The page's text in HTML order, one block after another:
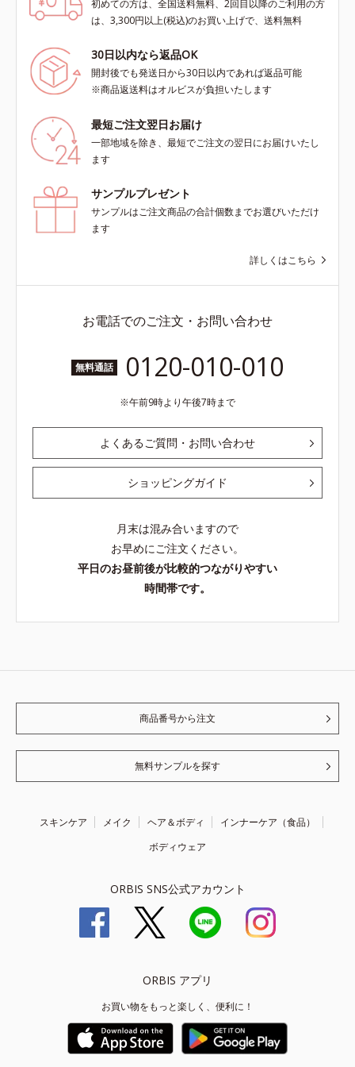
初めての方は、全国送料無料、2回目以降のご利用の方
は、3,300円以上(税込)のお買い上げで、送料無料
30日以内なら返品OK
開封後でも発送日から30日以内であれば返品可能
※商品返送料はオルビスが負担いたします
最短ご注文翌日お届け
一部地域を除き、最短でご注文の翌日にお届けいたし
ます
サンプルプレゼント
サンプルはご注文商品の合計個数までお選びいただけ
ます
詳しくはこちら
お電話でのご注文・お問い合わせ
無料通話 0120-010-010
午前9時より午後7時まで
よくあるご質問・お問い合わせ
ショッピングガイド
月末は混み合いますので
お早めにご注文ください。
平日のお昼前後が比較的つながりやすい
時間帯です。
商品番号から注文
無料サンプルを探す
スキンケア メイク ヘア＆ボディ
インナーケア（食品）
ボディウェア
ORBIS SNS公式アカウント
ORBIS アプリ
お買い物をもっと楽しく、便利に！